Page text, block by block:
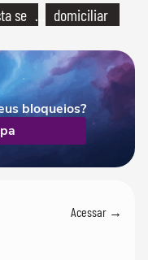
se
domiciliar
bloqueios?
Acessar →